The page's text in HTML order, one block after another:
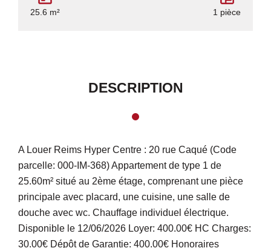
25.6 m² 1 pièce
DESCRIPTION
A Louer Reims Hyper Centre : 20 rue Caqué (Code
parcelle: 000-IM-368) Appartement de type 1 de
25.60m² situé au 2ème étage, comprenant une pièce
principale avec placard, une cuisine, une salle de
douche avec wc. Chauffage individuel électrique.
Disponible le 12/06/2026 Loyer: 400.00€ HC Charges:
30.00€ Dépôt de Garantie: 400.00€ Honoraires